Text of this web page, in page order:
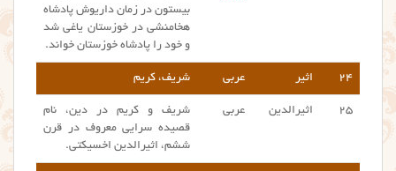
بیستون در زمان داریوش پادشاه
هخامنشی در خوزستان یاغی شد
و خود را پادشاه خوزستان خواند.
۲۴ اثیر عربی شریف، کریم
۲۵ اثیرالدین عربی
شریف و کریم در دین، نام
قصیده سرایی معروف در قرن
ششم، اثیرالدین اخسیکتی.